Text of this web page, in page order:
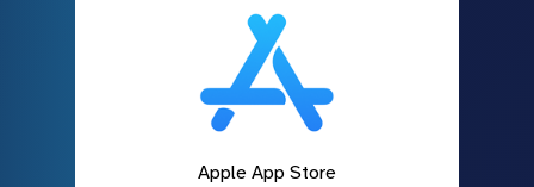
Apple App Store